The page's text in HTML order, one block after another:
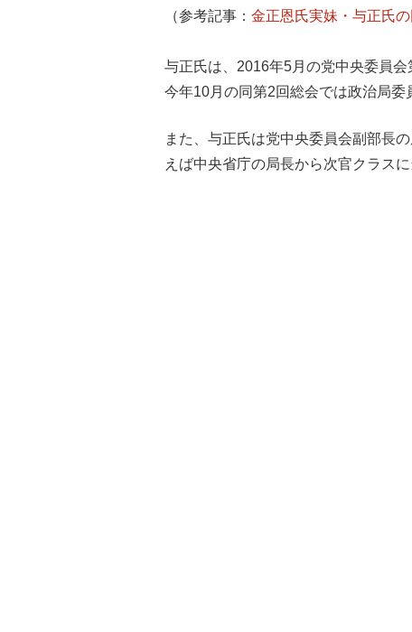
（参考記事： 金正恩氏実妹・与正氏
与正氏は、2016年5月の党中央委員
今年10月の同第2回総会では政治局委
また、与正氏は党中央委員会副部長
えば中央省庁の局長から次官クラスに